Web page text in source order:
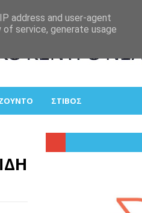
ΣΤΙΒΟΣ
address and user-agent
service, generate usage